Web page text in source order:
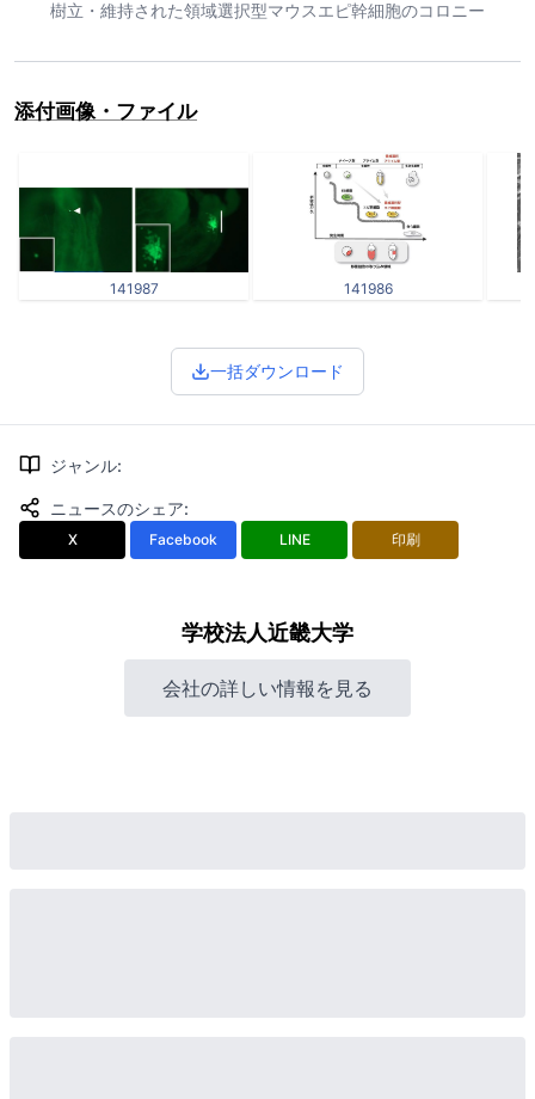
樹立・維持された領域選択型マウスエピ幹細胞のコロニー
添付画像・ファイル
141987 141986
一括ダウンロード
ジャンル:
ニュースのシェア:
X Facebook LINE 印刷
学校法人近畿大学
会社の詳しい情報を見る